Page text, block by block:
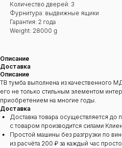
Количество дверей: 3
Фурнитура: выдвижные ящики
Гарантия: 2 года
Weight: 28000 g
Описание
Доставка
Описание
ТВ тумба выполнена из качественного
его не только стильным элементом
приобретением на многие годы.
Доставка
Доставка товара осуществляется до
с товаром производится силами
Простой машины без разгрузки по
из расчёта 200 ₽ за каждый час